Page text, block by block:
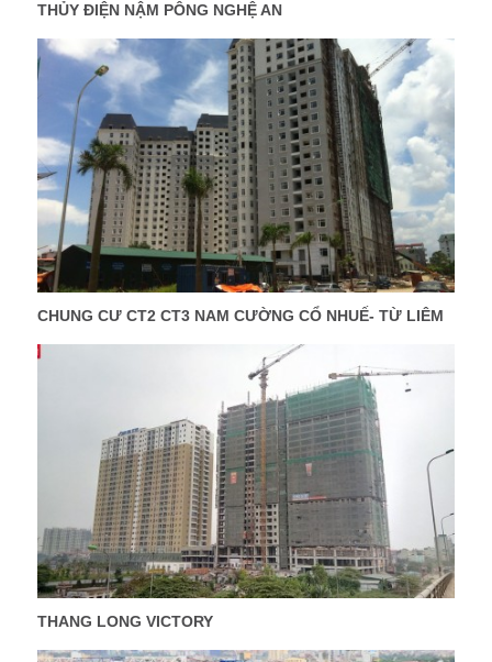
THỦY ĐIỆN NẬM PÔNG NGHỆ AN
CHUNG CƯ CT2 CT3 NAM CƯỜNG CỔ NHUẾ- TỪ LIÊM
THANG LONG VICTORY